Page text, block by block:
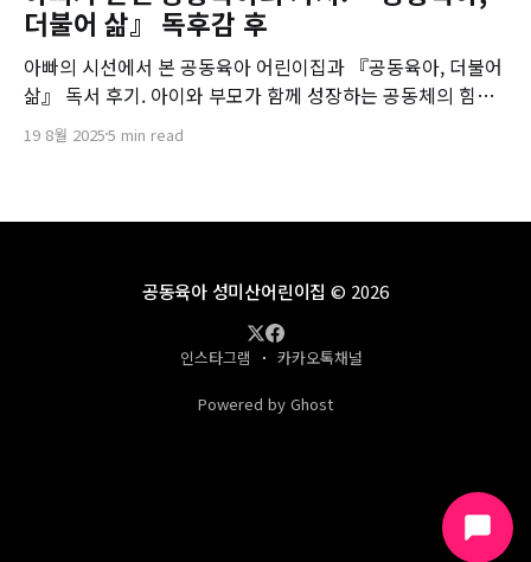
더불어 삶』 독후감 후
아빠의 시선에서 본 공동육아 어린이집과 『공동육아, 더불어
삶』 독서 후기. 아이와 부모가 함께 성장하는 공동체의 힘을
나눕니다.
19 8월 20255 min read
공동육아 성미산어린이집 © 2026
인스타그램 카카오톡채널
Powered by Ghost